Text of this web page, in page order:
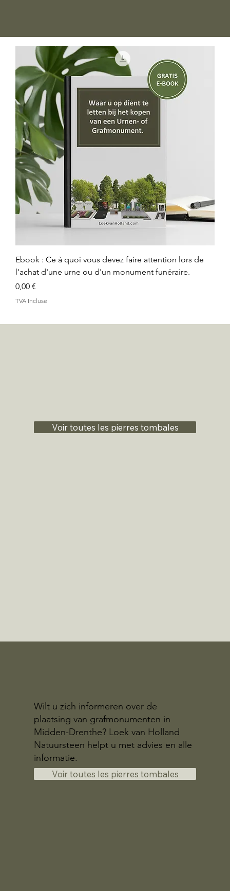
Ebook : Ce à quoi vous devez faire attention lors de
l'achat d'une urne ou d'un monument funéraire.
Prix
0,00 €
TVA Incluse
Voir toutes les pierres tombales
Wilt u zich informeren over de
plaatsing van grafmonumenten in
Midden-Drenthe? Loek van Holland
Natuursteen helpt u met advies en alle
informatie.
Voir toutes les pierres tombales